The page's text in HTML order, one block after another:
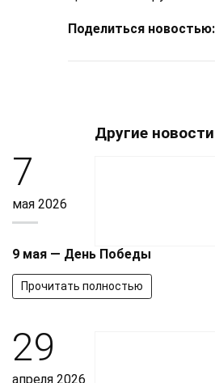
Поделиться новостью:
Другие новости
7
мая 2026
9 мая — День Победы
Прочитать полностью
29
апреля 2026